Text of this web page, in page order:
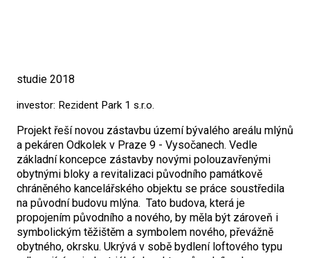
studie 2018
investor: Rezident Park 1 s.r.o.
Projekt řeší novou zástavbu území bývalého areálu mlýnů
a pekáren Odkolek v Praze 9 - Vysočanech. Vedle
základní koncepce zástavby novými polouzavřenými
obytnými bloky a revitalizaci původního památkově
chráněného kancelářského objektu se práce soustředila
na původní budovu mlýna. Tato budova, která je
propojením původního a nového, by měla být zároveň i
symbolickým těžištěm a symbolem nového, převážně
obytného, okrsku. Ukrývá v sobě bydlení loftového typu